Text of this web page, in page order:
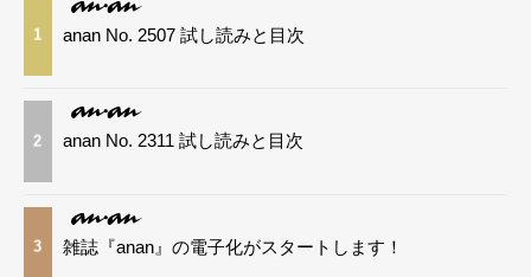
1 anan No. 2507 試し読みと目次
2 anan No. 2311 試し読みと目次
3 雑誌『anan』の電子化がスタートします！